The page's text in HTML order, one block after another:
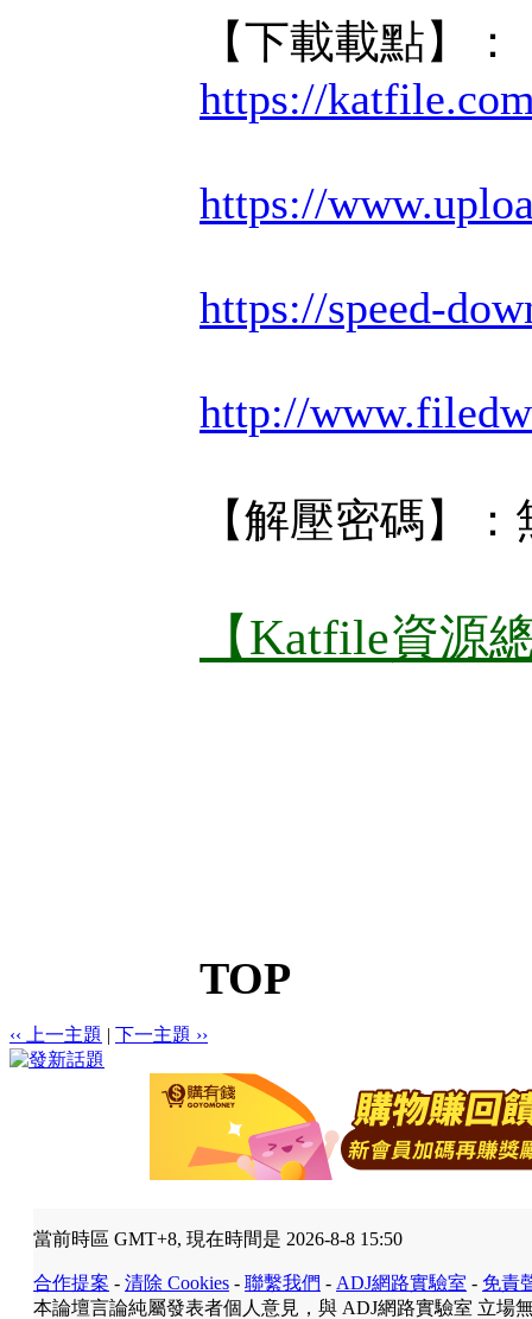
【下載載點】：
https://
https://
https://speed-
http://
【解壓密碼】：
【Katfile資源
TOP
‹‹ 上一主題 | 下一主題 ››
當前時區 GMT+8, 現在時間是 2026-8-8 15:50
合作提案 - 清除 Cookies - 聯繫我們 - ADJ網路實驗室 - 免責
本論壇言論純屬發表者個人意見，與 ADJ網路實驗室 立場